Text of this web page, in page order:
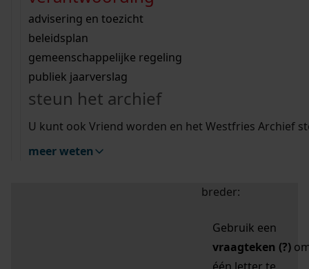
bouwvergunningen
omgevingsvergunningen
vergunningen
beeld en geluid
uitleg nodig?
Wij helpen u op weg met een aantal zoektips.
bekijk alle zoektips
Wij helpen u op weg met een aantal zoektips.
bekijk alle zoektips
bekijk ons geschiedenislokaal
advisering en toezicht
beleidsplan
gemeenschappelijke regeling
publiek jaarverslag
steun het archief
U kunt ook Vriend worden en het Westfries Archief
meer weten
zoektips
Mijn Studiezaal (inloggen)
uw zoekopdracht te
breder:
Gebruik een
vraagteken (?)